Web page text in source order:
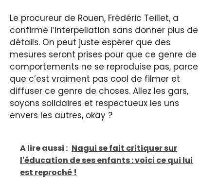
Le procureur de Rouen, Frédéric Teillet, a
confirmé l’interpellation sans donner plus de
détails. On peut juste espérer que des
mesures seront prises pour que ce genre de
comportements ne se reproduise pas, parce
que c’est vraiment pas cool de filmer et
diffuser ce genre de choses. Allez les gars,
soyons solidaires et respectueux les uns
envers les autres, okay ?
A lire aussi : Nagui se fait critiquer sur
l'éducation de ses enfants : voici ce qui lui
est reproché !